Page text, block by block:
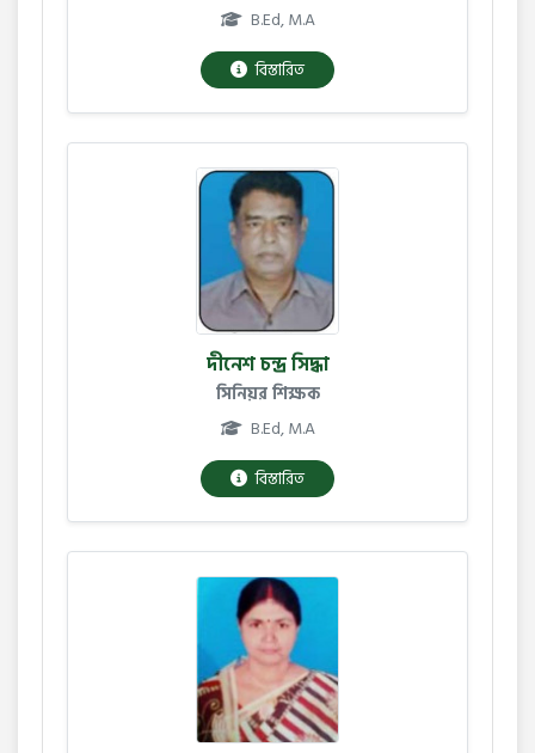
B.Ed, M.A
বিস্তারিত
দীনেশ চন্দ্র সিদ্ধা
সিনিয়র শিক্ষক
B.Ed, M.A
বিস্তারিত